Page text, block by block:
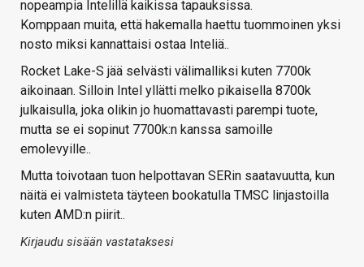
nopeampia Intelillä kaikissa tapauksissa.
Komppaan muita, että hakemalla haettu tuommoinen yksi
nosto miksi kannattaisi ostaa Inteliä..
Rocket Lake-S jää selvästi välimalliksi kuten 7700k
aikoinaan. Silloin Intel yllätti melko pikaisella 8700k
julkaisulla, joka olikin jo huomattavasti parempi tuote,
mutta se ei sopinut 7700k:n kanssa samoille
emolevyille..
Mutta toivotaan tuon helpottavan SERin saatavuutta, kun
näitä ei valmisteta täyteen bookatulla TMSC linjastoilla
kuten AMD:n piirit..
Kirjaudu sisään vastataksesi